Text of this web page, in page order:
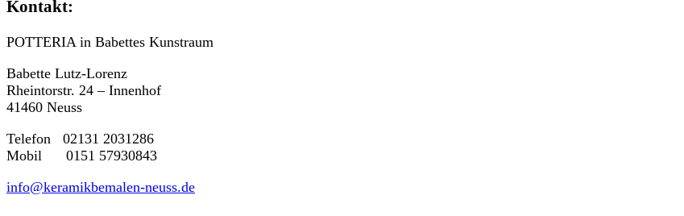
Kontakt:
POTTERIA in Babettes Kunstraum
Babette Lutz-Lorenz
Rheintorstr. 24 – Innenhof
41460 Neuss
Telefon 02131 2031286
Mobil 0151 57930843
info@keramikbemalen-neuss.de